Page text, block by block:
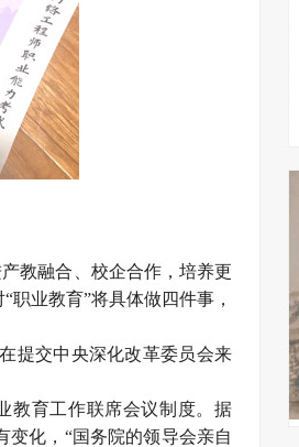
教融合、校企合作，培养更
业教育”将具体做四件事，
提交中央深化改革委员会来
教育工作联席会议制度。据
化，“国务院的领导会亲自